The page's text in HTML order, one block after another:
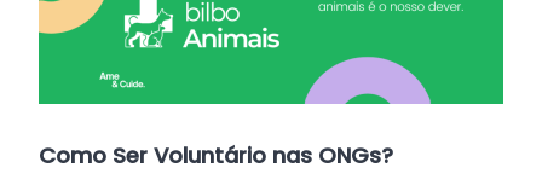
Como Ser Voluntário nas ONGs?